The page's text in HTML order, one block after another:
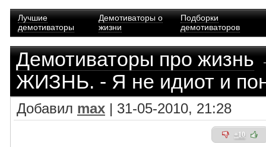
Лучшие
демотиваторы
Демотиваторы о
жизни
Подборки
демотиваторов
Демотиваторы про жизнь
ЖИЗНЬ. - Я не идиот и
Добавил max | 31-05-2010, 21:28
+10